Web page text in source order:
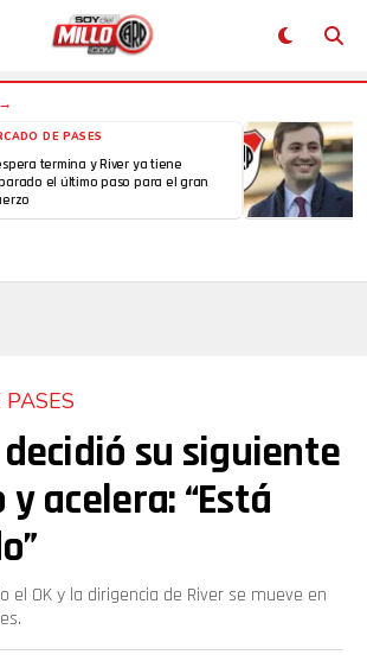
DE PASES
termina y River ya tiene
el último paso para el gran
su siguiente
acelera: “Está
el OK y la dirigencia de River se mueve en